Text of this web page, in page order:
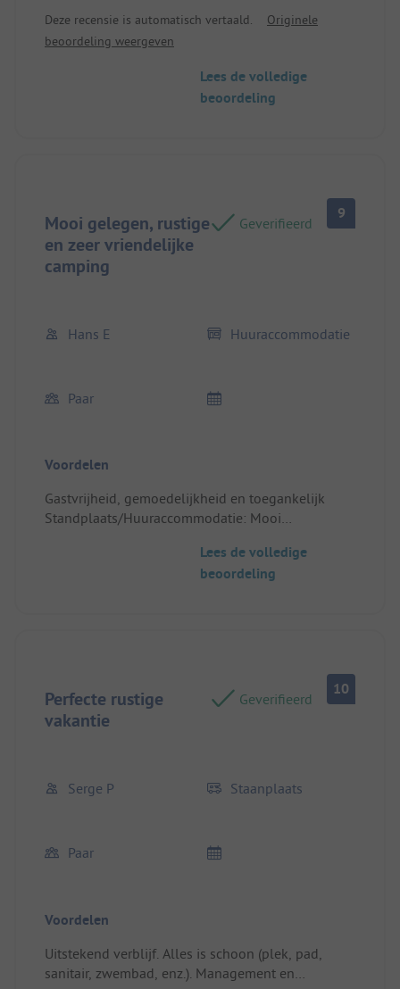
Deze recensie is automatisch vertaald.
Originele
beoordeling weergeven
Lees de volledige
beoordeling
Mooi gelegen, rustige
en zeer vriendelijke
camping
Geverifieerd
9
Hans E Huuraccommodatie
Paar
Voordelen
Gastvrijheid, gemoedelijkheid en toegankelijk
Standplaats/Huuraccommodatie: Mooi
bedden en goed sanitair. Compleet ingericht.
Lees de volledige
beoordeling
Perfecte rustige
vakantie
Geverifieerd
10
Serge P Staanplaats
Paar
Voordelen
Uitstekend verblijf. Alles is schoon (plek, pad,
sanitair, zwembad, enz.). Management en